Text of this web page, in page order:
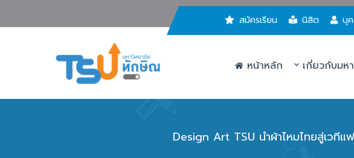
สมัครเรียน นิสิต บุ
หน้าหลัก เกี่ยวกับมห
Design Art TSU นำผ้าไหมไทยสู่เวที